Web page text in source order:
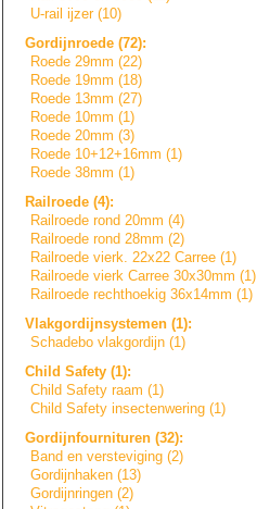
U-rail ijzer (10)
Gordijnroede (72):
Roede 29mm (22)
Roede 19mm (18)
Roede 13mm (27)
Roede 10mm (1)
Roede 20mm (3)
Roede 10+12+16mm (1)
Roede 38mm (1)
Railroede (4):
Railroede rond 20mm (4)
Railroede rond 28mm (2)
Railroede vierk. 22x22 Carree (1)
Railroede vierk Carree 30x30mm (1)
Railroede rechthoekig 36x14mm (1)
Vlakgordijnsystemen (1):
Schadebo vlakgordijn (1)
Child Safety (1):
Child Safety raam (1)
Child Safety insectenwering (1)
Gordijnfournituren (32):
Band en versteviging (2)
Gordijnhaken (13)
Gordijnringen (2)